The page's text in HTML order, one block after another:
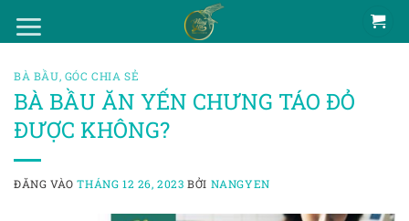
qua
dung
BÀ BẦU, GÓC CHIA SẺ
BÀ BẦU ĂN YẾN CHƯNG TÁO ĐỎ
ĐƯỢC KHÔNG?
ĐĂNG VÀOTHÁNG 12 26, 2023 BỞI NANGYEN